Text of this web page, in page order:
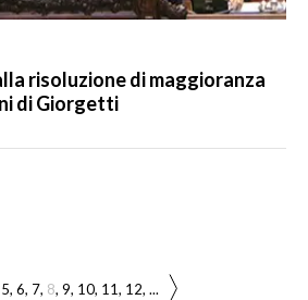
risoluzione di maggioranza
di Giorgetti
5 6 7 8 9 10 11 12 ...